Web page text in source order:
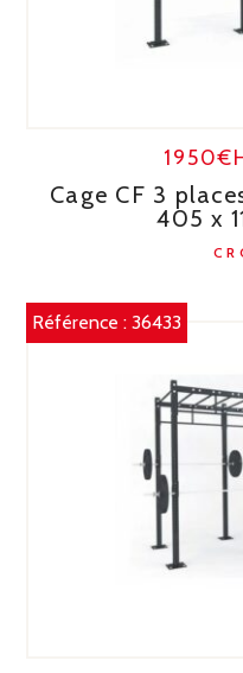
Cage CF 3
405 x
Référence :36433